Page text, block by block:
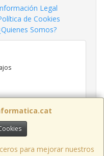
para mejorar nuestros
Legal
de Cookies
Somos?
15:00 los Viernes